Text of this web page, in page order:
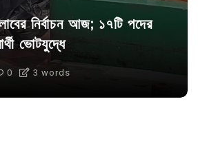
নির্বাচন আজ; ১৭টি পদের
ভোটযুদ্ধে
0 3 words